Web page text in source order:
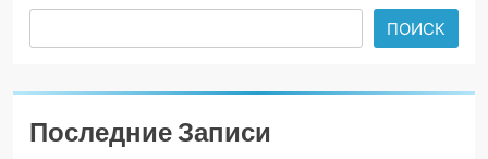
ПОИСК
Последние Записи